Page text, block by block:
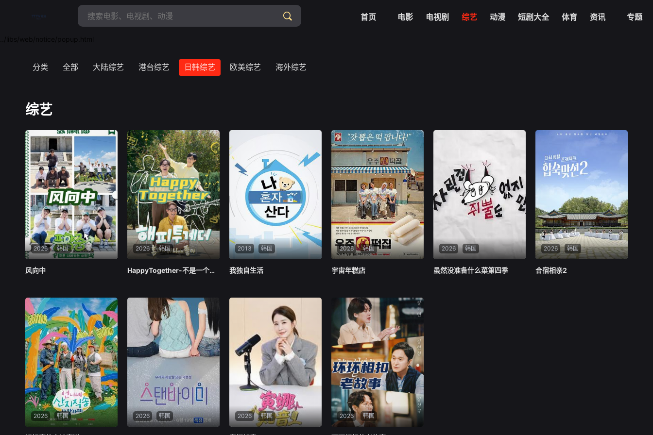
首页 电影 电视剧 综艺 动漫 短剧大全 体育 资讯 专题
分类 全部 大陆综艺 港台综艺 日韩综艺 欧美综艺 海外综艺
综艺
2026 韩国
风向中
风向中
2026 韩国
HappyTogether-不是一个人真好HappyTogether-不是一个人真好
2013 韩国
我独自生活
我独自生活
2026 韩国
宇宙年糕店
宇宙年糕店
2026 韩国
虽然没准备什么菜第四季
2026 韩国
合宿相亲2
合宿相亲2
2026 韩国 2026 韩国 2026 韩国 2026 韩国